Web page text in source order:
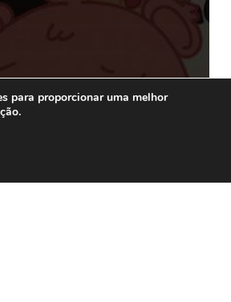
para proporcionar uma melhor
Cookie Banner